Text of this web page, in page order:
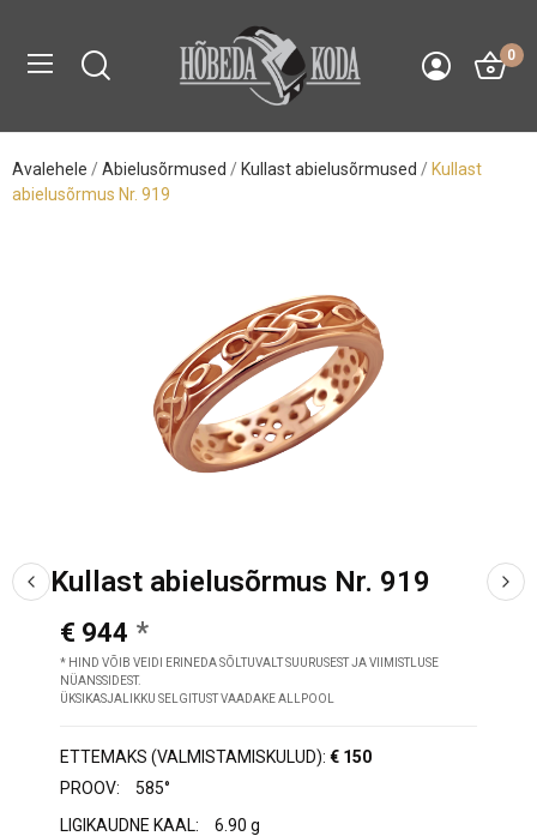
0
Avalehele Abielusõrmused Kullast abielusõrmused
Kullast
abielusõrmus Nr. 919
Kullast abielusõrmus Nr. 919
€ 944
* HIND VÕIB VEIDI ERINEDA SÕLTUVALT SUURUSEST JA VIIMISTLUSE
NÜANSSIDEST.
ÜKSIKASJALIKKU SELGITUST VAADAKE ALLPOOL
ETTEMAKS (VALMISTAMISKULUD): € 150
PROOV:
585°
LIGIKAUDNE KAAL:
6.90 g